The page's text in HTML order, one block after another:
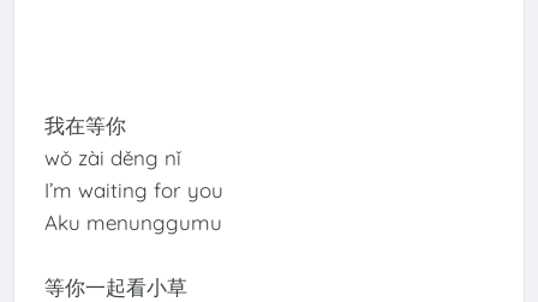
我在等你
wǒ zài děng nǐ
I’m waiting for you
Aku menunggumu
等你一起看小草